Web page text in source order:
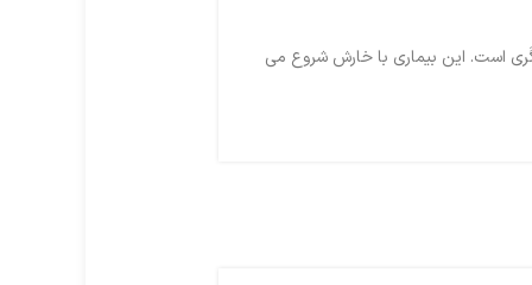
گَری است. این بیماری با خارش شروع می